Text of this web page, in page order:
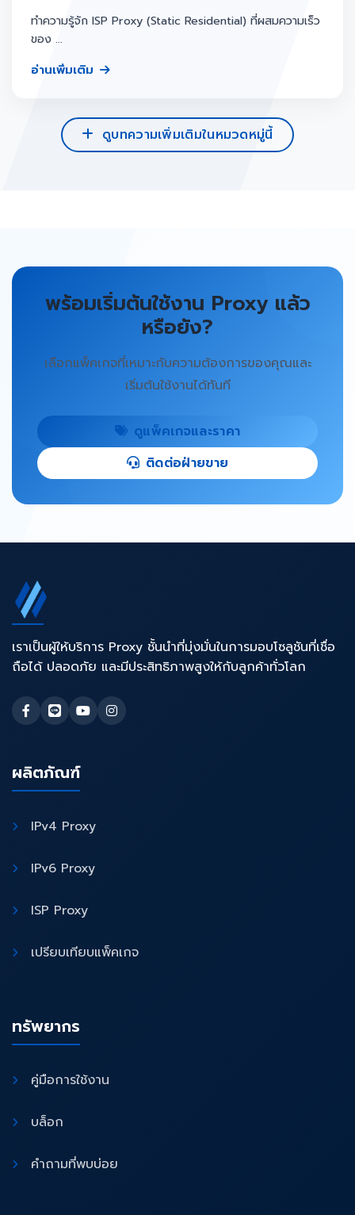
ทำความรู้จัก ISP Proxy (Static Residential) ที่ผสมความเร็ว
ของ ...
อ่านเพิ่มเติม
ดูบทความเพิ่มเติมในหมวดหมู่นี้
พร้อมเริ่มต้นใช้งาน Proxy แล้ว
หรือยัง?
เลือกแพ็คเกจที่เหมาะกับความต้องการของคุณและ
เริ่มต้นใช้งานได้ทันที
ดูแพ็คเกจและราคา
ติดต่อฝ่ายขาย
เราเป็นผู้ให้บริการ Proxy ชั้นนำที่มุ่งมั่นในการมอบโซลูชันที่เชื่อ
ถือได้ ปลอดภัย และมีประสิทธิภาพสูงให้กับลูกค้าทั่วโลก
ผลิตภัณฑ์
IPv4 Proxy
IPv6 Proxy
ISP Proxy
เปรียบเทียบแพ็คเกจ
ทรัพยากร
คู่มือการใช้งาน
บล็อก
คำถามที่พบบ่อย